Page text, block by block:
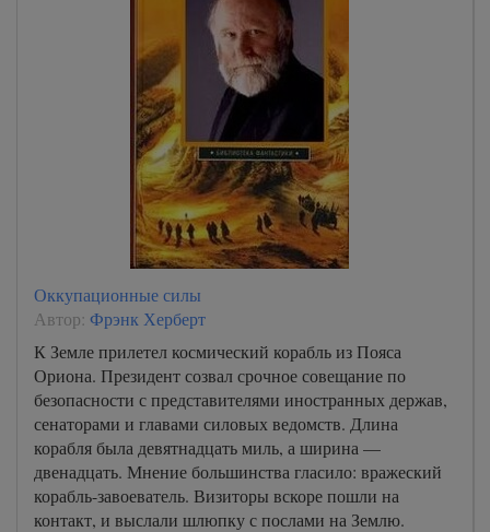
Оккупационные силы
Автор: Фрэнк Херберт
К Земле прилетел космический корабль из Пояса
Ориона. Президент созвал срочное совещание по
безопасности с представителями иностранных держав,
сенаторами и главами силовых ведомств. Длина
корабля была девятнадцать миль, а ширина —
двенадцать. Мнение большинства гласило: вражеский
корабль-завоеватель. Визиторы вскоре пошли на
контакт, и выслали шлюпку с послами на Землю.